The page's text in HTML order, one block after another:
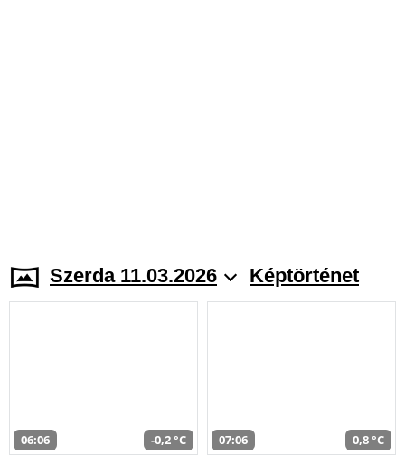
Szerda 11.03.2026 Képtörténet
06:06 -0,2 °C 07:06 0,8 °C